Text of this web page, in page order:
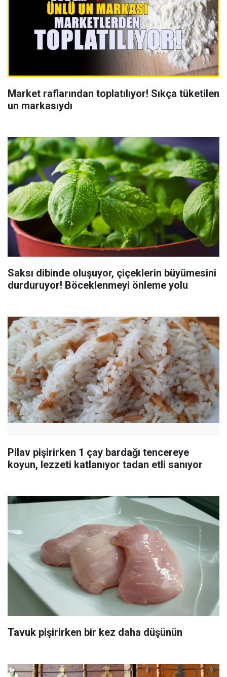
Market raflarından toplatılıyor! Sıkça tüketilen
un markasıydı
Saksı dibinde oluşuyor, çiçeklerin büyümesini
durduruyor! Böceklenmeyi önleme yolu
Pilav pişirirken 1 çay bardağı tencereye
koyun, lezzeti katlanıyor tadan etli sanıyor
Tavuk pişirirken bir kez daha düşünün